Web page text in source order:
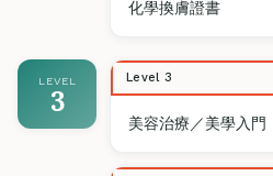
化學換膚證書
LEVEL
3
Level 3
美容治療／美學入門